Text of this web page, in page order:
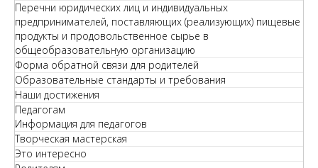
Перечни юридических лиц и индивидуальных
предпринимателей, поставляющих (реализующих) пищевые
продукты и продовольственное сырье в
общеобразовательную организацию
Форма обратной связи для родителей
Образовательные стандарты и требования
Наши достижения
Педагогам
Информация для педагогов
Творческая мастерская
Это интересно